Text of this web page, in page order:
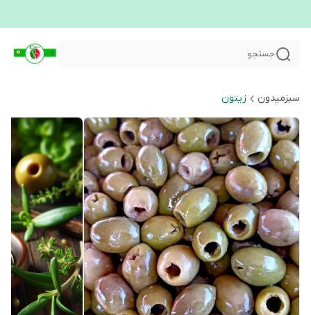
جستجو
سبزمیدون زیتون